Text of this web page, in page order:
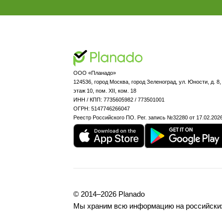
ООО «Планадо»
124536, город Москва, город Зеленоград, ул. Юности, д. 8,
этаж 10, пом. XII, ком. 18
ИНН / КПП: 7735605982 / 773501001
ОГРН: 5147746266047
Реестр Российского ПО. Рег. запись №32280 от
© 2014–2026 Planado
Мы храним всю информацию на